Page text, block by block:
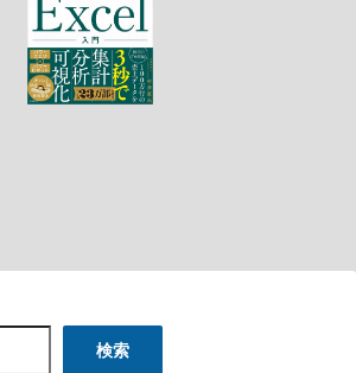
検索